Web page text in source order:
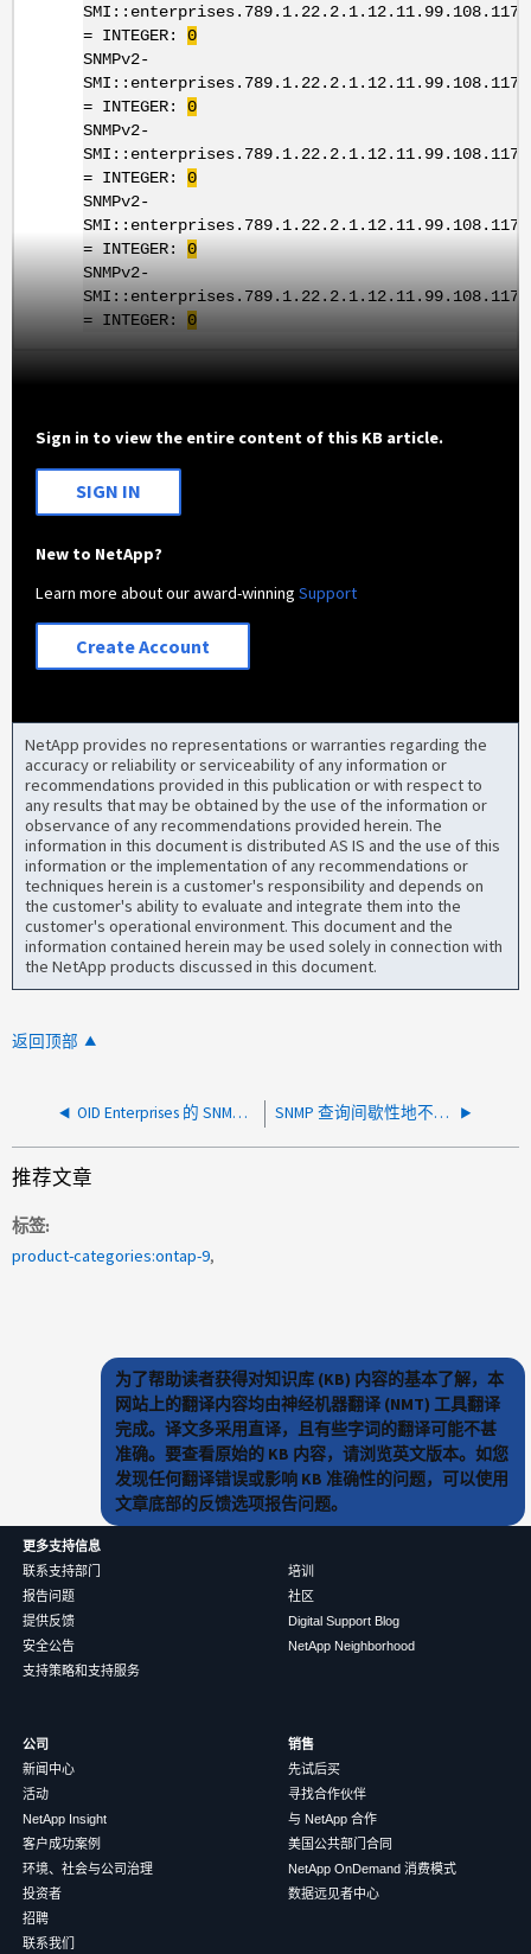
= INTEGER: 0
SNMPv2-
= INTEGER: 0
SNMPv2-
= INTEGER: 0
SNMPv2-
= INTEGER: 0
SNMPv2-
= INTEGER: 0
Sign in to view the entire content of this KB article.
SIGN IN
New to NetApp?
Learn more about our award-winningSupport
Create Account
NetApp provides no representations or warranties regarding the
accuracy or reliability or serviceability of any information or
recommendations provided in this publication or with respect to
any results that may be obtained by the use of the information or
observance of any recommendations provided herein. The
information in this document is distributed AS IS and the use of this
information or the implementation of any recommendations or
techniques herein is a customer's responsibility and depends on
the customer's ability to evaluate and integrate them into the
customer's operational environment. This document and the
information contained herein may be used solely in connection with
the NetApp products discussed in this document.
返回顶部
OID Enterprises 的 SNMP 获取值。 789.1.21.1.2.1.3.1 （机箱 HEFAddr ）返回为 0x.<ShelFID> SNMP 查询间歇性地不从 ONTAP 集群返回
推荐文章
标签
product-categories:ontap-9
为了帮助读者获得对知识库 (KB) 内容的基本了解，本
网站上的翻译内容均由神经机器翻译 (NMT) 工具翻译
完成。译文多采用直译，且有些字词的翻译可能不甚
准确。要查看原始的 KB 内容，请浏览英文版本。如您
发现任何翻译错误或影响 KB 准确性的问题，可以使用
文章底部的反馈选项报告问题。
更多支持信息
联系支持部门
报告问题
提供反馈
安全公告
支持策略和支持服务
培训
社区
Digital Support Blog
NetApp Neighborhood
公司
新闻中心
活动
NetApp Insight
客户成功案例
环境、社会与公司治理
投资者
招聘
联系我们
销售
先试后买
寻找合作伙伴
与 NetApp 合作
美国公共部门合同
NetApp OnDemand 消费模式
数据远见者中心